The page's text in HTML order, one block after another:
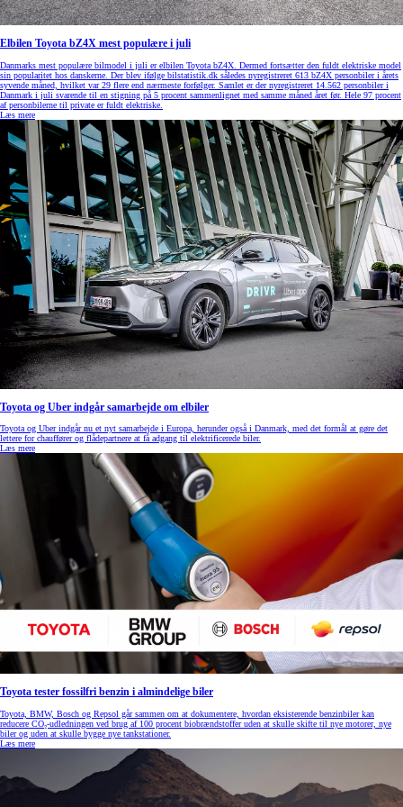
Elbilen Toyota bZ4X mest populære i juli
Danmarks mest populære bilmodel i juli er elbilen Toyota bZ4X. Dermed fortsætter den fuldt elektriske model
sin popularitet hos danskerne. Der blev ifølge bilstatistik.dk således nyregistreret 613 bZ4X personbiler i årets
syvende måned, hvilket var 29 flere end nærmeste forfølger. Samlet er der nyregistreret 14.562 personbiler i
Danmark i juli svarende til en stigning på 5 procent sammenlignet med samme måned året før. Hele 97 procent
af personbilerne til private er fuldt elektriske.
Læs mere
Toyota og Uber indgår samarbejde om elbiler
Toyota og Uber indgår nu et nyt samarbejde i Europa, herunder også i Danmark, med det formål at gøre det
lettere for chauffører og flådepartnere at få adgang til elektrificerede biler.
Læs mere
Toyota tester fossilfri benzin i almindelige biler
Toyota, BMW, Bosch og Repsol går sammen om at dokumentere, hvordan eksisterende benzinbiler kan
reducere CO₂-udledningen ved brug af 100 procent biobrændstoffer uden at skulle skifte til nye motorer, nye
biler og uden at skulle bygge nye tankstationer.
Læs mere